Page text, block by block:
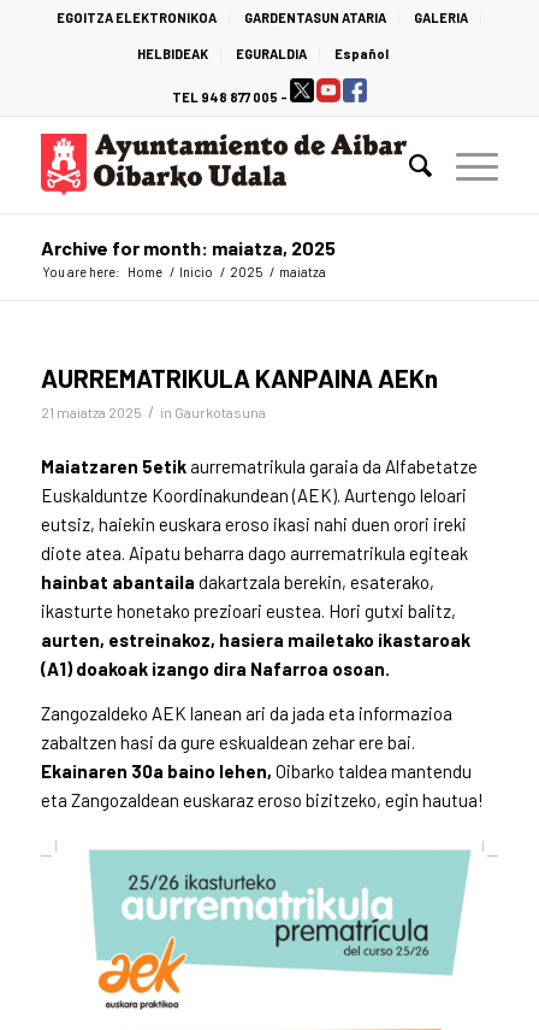
EGOITZA ELEKTRONIKOA GARDENTASUN ATARIA GALERIA
HELBIDEAK EGURALDIA Español
TEL 948 877 005 -
Archive for month: maiatza, 2025
You are here: Home / Inicio / 2025 / maiatza
AURREMATRIKULA KANPAINA AEKn
21 maiatza 2025 / in Gaurkotasuna
Maiatzaren 5etikaurrematrikula garaia da Alfabetatze
Euskalduntze Koordinakundean (AEK). Aurtengo leloari
eutsiz, haiekin euskara eroso ikasi nahi duen orori ireki
diote atea. Aipatu beharra dago aurrematrikula egiteak
hainbat abantaila dakartzala berekin, esaterako,
ikasturte honetako prezioari eustea. Hori gutxi balitz,
aurten, estreinakoz, hasiera mailetako ikastaroak
(A1) doakoak izango dira Nafarroa osoan.
Zangozaldeko AEK lanean ari da jada eta informazioa
zabaltzen hasi da gure eskualdean zehar ere bai.
Ekainaren 30a baino lehen, Oibarko taldea mantendu
eta Zangozaldean euskaraz eroso bizitzeko, egin hautua!